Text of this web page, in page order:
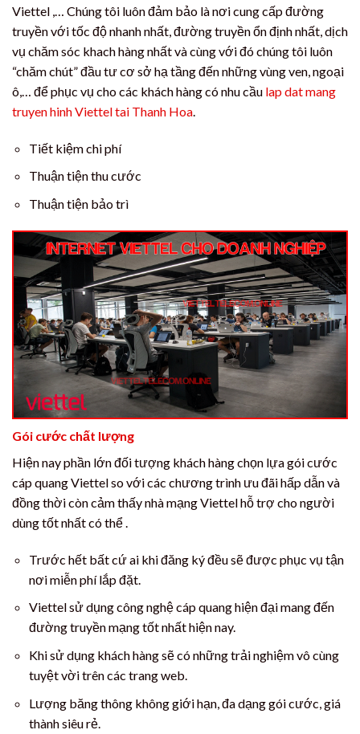
Viettel ,… Chúng tôi luôn đảm bảo là nơi cung cấp đường
truyền với tốc độ nhanh nhất, đường truyền ổn định nhất, dịch
vụ chăm sóc khach hàng nhất và cùng với đó chúng tôi luôn
“chăm chút” đầu tư cơ sở hạ tầng đến những vùng ven, ngoại
ô,… để phục vụ cho các khách hàng có nhu cầu lap dat mang
truyen hinh Viettel tai Thanh Hoa.
Tiết kiệm chi phí
Thuận tiện thu cước
Thuận tiện bảo trì
Gói cước chất lượng
Hiện nay phần lớn đối tượng khách hàng chọn lựa gói cước
cáp quang Viettel so với các chương trình ưu đãi hấp dẫn và
đồng thời còn cảm thấy nhà mạng Viettel hỗ trợ cho người
dùng tốt nhất có thể .
Trước hết bất cứ ai khi đăng ký đều sẽ được phục vụ tận
nơi miễn phí lắp đặt.
Viettel sử dụng công nghệ cáp quang hiện đại mang đến
đường truyền mạng tốt nhất hiện nay.
Khi sử dụng khách hàng sẽ có những trải nghiệm vô cùng
tuyệt vời trên các trang web.
Lượng băng thông không giới hạn, đa dạng gói cước, giá
thành siêu rẻ.